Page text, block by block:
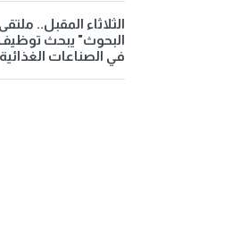
الثلاثاء المقبل..
البحوث" يبحث توظيف
في الصناعات الغذائية